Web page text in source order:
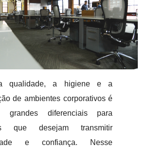
qualidade, a higiene e a
de ambientes corporativos é
grandes diferenciais para
que desejam transmitir
e confiança. Nesse